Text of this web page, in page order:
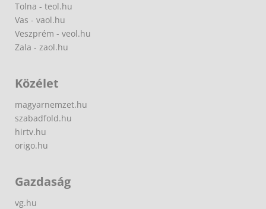
Tolna - teol.hu
Vas - vaol.hu
Veszprém - veol.hu
Zala - zaol.hu
Közélet
magyarnemzet.hu
szabadfold.hu
hirtv.hu
origo.hu
Gazdaság
vg.hu